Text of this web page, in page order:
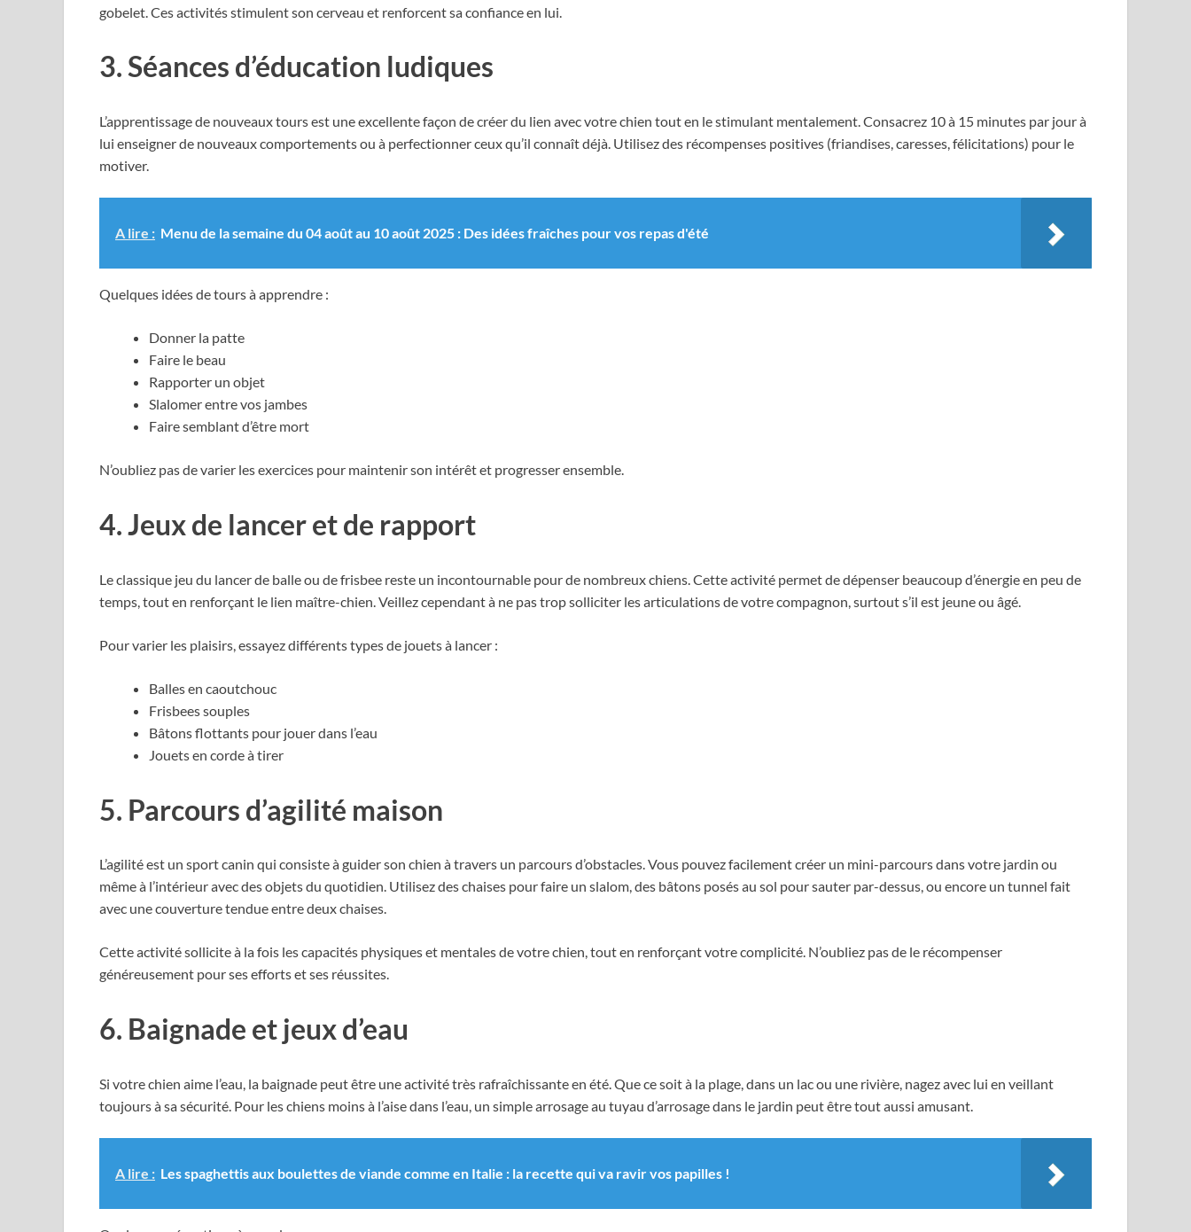
gobelet. Ces activités stimulent son cerveau et renforcent sa confiance en lui.
3. Séances d’éducation ludiques
L’apprentissage de nouveaux tours est une excellente façon de créer du lien avec votre chien tout en le stimulant mentalement. Consacrez 10 à 15 minutes par jour à
lui enseigner de nouveaux comportements ou à perfectionner ceux qu’il connaît déjà. Utilisez des récompenses positives (friandises, caresses, félicitations) pour le
motiver.
A lire : Menu de la semaine du 04 août au 10 août 2025 : Des idées fraîches pour vos repas d'été
Quelques idées de tours à apprendre :
Donner la patte
Faire le beau
Rapporter un objet
Slalomer entre vos jambes
Faire semblant d’être mort
N’oubliez pas de varier les exercices pour maintenir son intérêt et progresser ensemble.
4. Jeux de lancer et de rapport
Le classique jeu du lancer de balle ou de frisbee reste un incontournable pour de nombreux chiens. Cette activité permet de dépenser beaucoup d’énergie en peu de
temps, tout en renforçant le lien maître-chien. Veillez cependant à ne pas trop solliciter les articulations de votre compagnon, surtout s’il est jeune ou âgé.
Pour varier les plaisirs, essayez différents types de jouets à lancer :
Balles en caoutchouc
Frisbees souples
Bâtons flottants pour jouer dans l’eau
Jouets en corde à tirer
5. Parcours d’agilité maison
L’agilité est un sport canin qui consiste à guider son chien à travers un parcours d’obstacles. Vous pouvez facilement créer un mini-parcours dans votre jardin ou
même à l’intérieur avec des objets du quotidien. Utilisez des chaises pour faire un slalom, des bâtons posés au sol pour sauter par-dessus, ou encore un tunnel fait
avec une couverture tendue entre deux chaises.
Cette activité sollicite à la fois les capacités physiques et mentales de votre chien, tout en renforçant votre complicité. N’oubliez pas de le récompenser
généreusement pour ses efforts et ses réussites.
6. Baignade et jeux d’eau
Si votre chien aime l’eau, la baignade peut être une activité très rafraîchissante en été. Que ce soit à la plage, dans un lac ou une rivière, nagez avec lui en veillant
toujours à sa sécurité. Pour les chiens moins à l’aise dans l’eau, un simple arrosage au tuyau d’arrosage dans le jardin peut être tout aussi amusant.
A lire : Les spaghettis aux boulettes de viande comme en Italie : la recette qui va ravir vos papilles !